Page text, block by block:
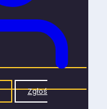
Zgłoś